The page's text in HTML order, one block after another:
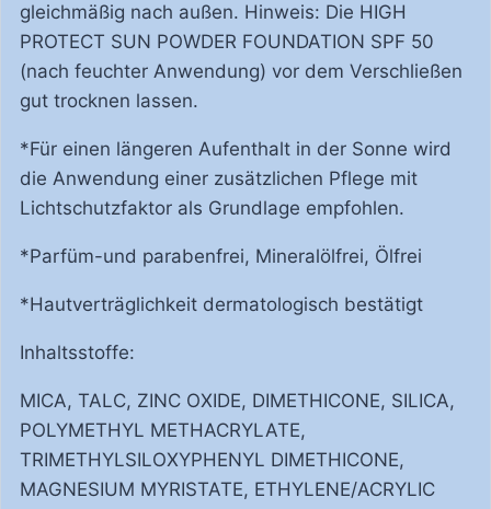
gleichmäßig nach außen. Hinweis: Die HIGH
PROTECT SUN POWDER FOUNDATION SPF 50
(nach feuchter Anwendung) vor dem Verschließen
gut trocknen lassen.
*Für einen längeren Aufenthalt in der Sonne wird
die Anwendung einer zusätzlichen Pflege mit
Lichtschutzfaktor als Grundlage empfohlen.
*Parfüm-und parabenfrei, Mineralölfrei, Ölfrei
*Hautverträglichkeit dermatologisch bestätigt
Inhaltsstoffe:
MICA, TALC, ZINC OXIDE, DIMETHICONE, SILICA,
POLYMETHYL METHACRYLATE,
TRIMETHYLSILOXYPHENYL DIMETHICONE,
MAGNESIUM MYRISTATE, ETHYLENE/ACRYLIC